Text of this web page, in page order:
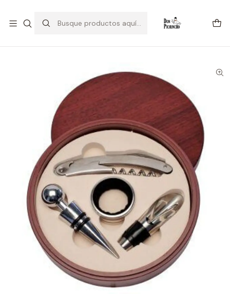
Bar & Cocktail Set Sacacorchos Caja de Madera Redonda